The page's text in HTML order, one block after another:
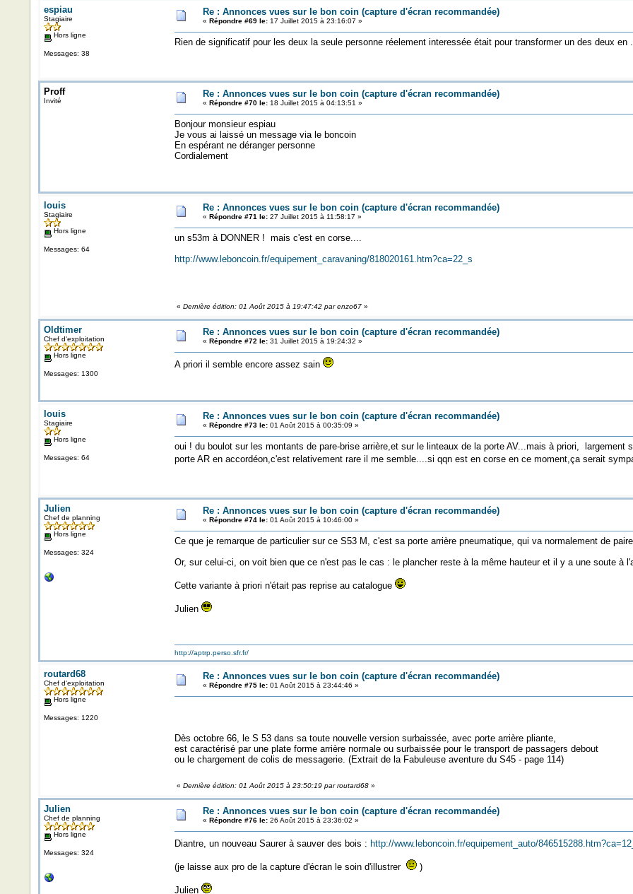
espiau
Stagiaire
Hors ligne
Messages: 38
Re : Annonces vues sur le bon coin (capture d'écran recommandée)
« Répondre #69 le:17 Juillet 2015 à 23:16:07 »
Rien de significatif pour les deux la seule personne réelement interessée était pour transformer un des deux en
Proff
Invité
Re : Annonces vues sur le bon coin (capture d'écran recommandée)
« Répondre #70 le:18 Juillet 2015 à 04:13:51 »
Bonjour monsieur espiau
Je vous ai laissé un message via le boncoin
En espérant ne déranger personne
Cordialement
louis
Stagiaire
Hors ligne
Messages: 64
Re : Annonces vues sur le bon coin (capture d'écran recommandée)
« Répondre #71 le:27 Juillet 2015 à 11:58:17 »
un s53m à DONNER ! mais c'est en corse....
http://www.leboncoin.fr/equipement_caravaning/818020161.htm?ca=22_s
« Dernière édition: 01 Août 2015 à 19:47:42 par enzo67»
Oldtimer
Chef d'exploitation
Hors ligne
Messages: 1300
Re : Annonces vues sur le bon coin (capture d'écran recommandée)
« Répondre #72 le:31 Juillet 2015 à 19:24:32 »
A priori il semble encore assez sain
louis
Stagiaire
Hors ligne
Messages: 64
Re : Annonces vues sur le bon coin (capture d'écran recommandée)
« Répondre #73 le:01 Août 2015 à 00:35:09 »
oui ! du boulot sur les montants de pare-brise arrière,et sur le linteaux de la porte AV...mais à priori,
porte AR en accordéon,c'est relativement rare il me semble....si qqn est en corse en ce moment,ça serait
Julien
Chef de planning
Hors ligne
Messages: 324
Re : Annonces vues sur le bon coin (capture d'écran recommandée)
« Répondre #74 le:01 Août 2015 à 10:46:00 »
Ce que je remarque de particulier sur ce S53 M, c'est sa porte arrière pneumatique, qui va normalement de
Or, sur celui-ci, on voit bien que ce n'est pas le cas : le plancher reste à la même hauteur et il y a une soute à
Cette variante à priori n'était pas reprise au catalogue
Julien
http://aptrp.perso.sfr.fr/
routard68
Chef d'exploitation
Hors ligne
Messages: 1220
Re : Annonces vues sur le bon coin (capture d'écran recommandée)
« Répondre #75 le:01 Août 2015 à 23:44:46 »
Dès octobre 66, le S 53 dans sa toute nouvelle version surbaissée, avec porte arrière pliante,
est caractérisé par une plate forme arrière normale ou surbaissée pour le transport de passagers debout
ou le chargement de colis de messagerie. (Extrait de la Fabuleuse aventure du S45 - page 114)
« Dernière édition: 01 Août 2015 à 23:50:19 par routard68»
Julien
Chef de planning
Hors ligne
Messages: 324
Re : Annonces vues sur le bon coin (capture d'écran recommandée)
« Répondre #76 le:26 Août 2015 à 23:36:02 »
Diantre, un nouveau Saurer à sauver des bois : http://www.leboncoin.fr/equipement_auto/
(je laisse aux pro de la capture d'écran le soin d'illustrer )
Julien